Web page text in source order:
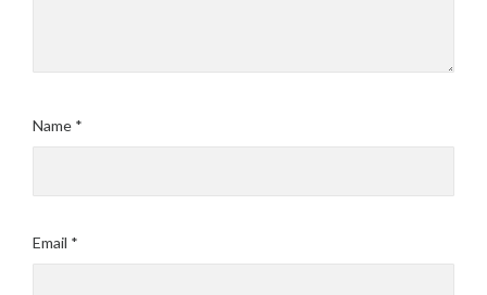
Name *
Email *